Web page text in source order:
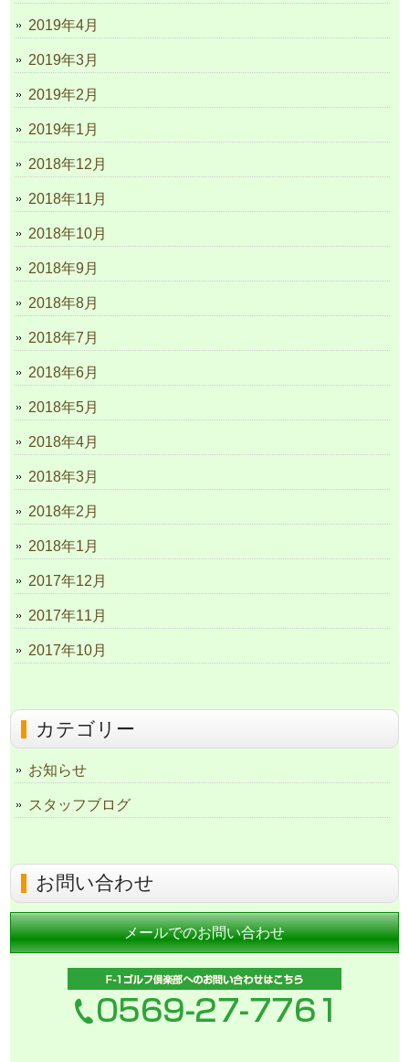
2019年4月
2019年3月
2019年2月
2019年1月
2018年12月
2018年11月
2018年10月
2018年9月
2018年8月
2018年7月
2018年6月
2018年5月
2018年4月
2018年3月
2018年2月
2018年1月
2017年12月
2017年11月
2017年10月
カテゴリー
お知らせ
スタッフブログ
お問い合わせ
メールでのお問い合わせ